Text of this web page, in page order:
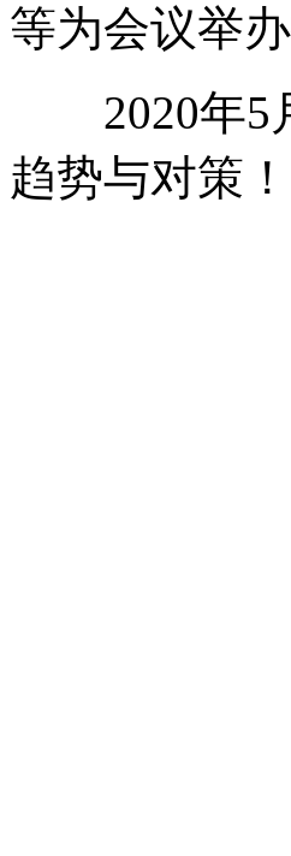
等为会议举
2020年5月
趋势与对策！